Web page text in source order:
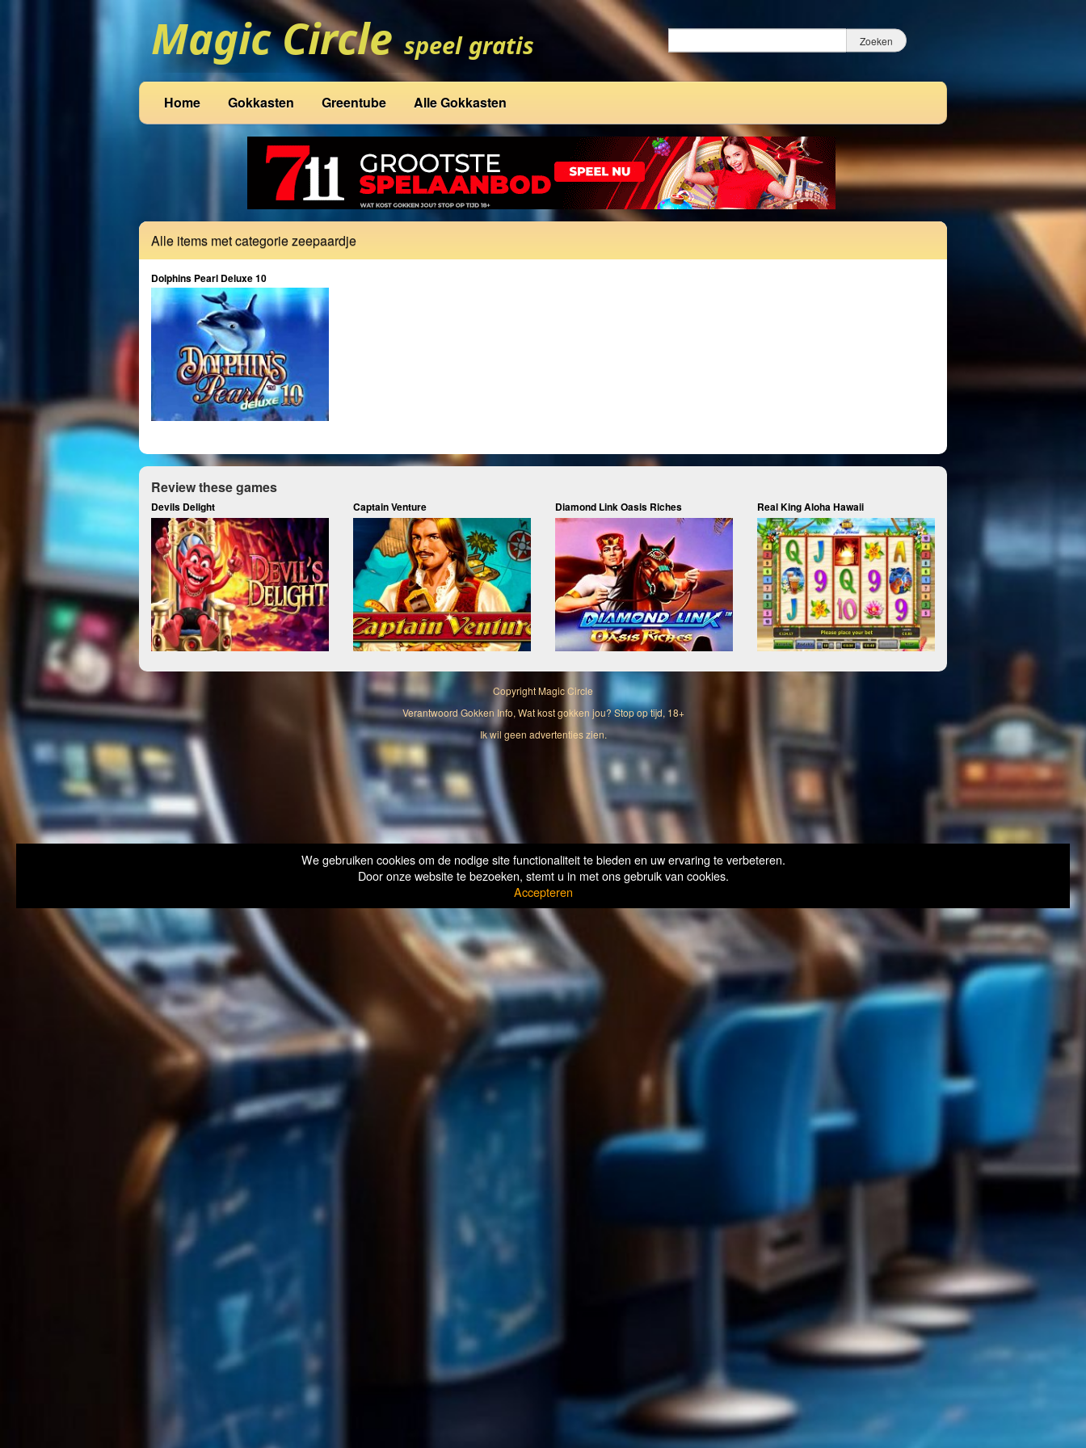
We gebruiken cookies om de nodige site functionaliteit te bieden en uw ervaring te verbeteren.
Door onze website te bezoeken, stemt u in met ons gebruik van cookies.
Accepteren
Home Gokkasten Greentube Alle Gokkasten
Alle items met categorie zeepaardje
Dolphins Pearl Deluxe 10
Review these games
Devils Delight Captain Venture Diamond Link Oasis Riches Real King Aloha Hawaii
CopyrightMagic Circle
Verantwoord Gokken Info, Wat kost gokken jou? Stop op tijd, 18+
Ik wil geen advertenties zien.